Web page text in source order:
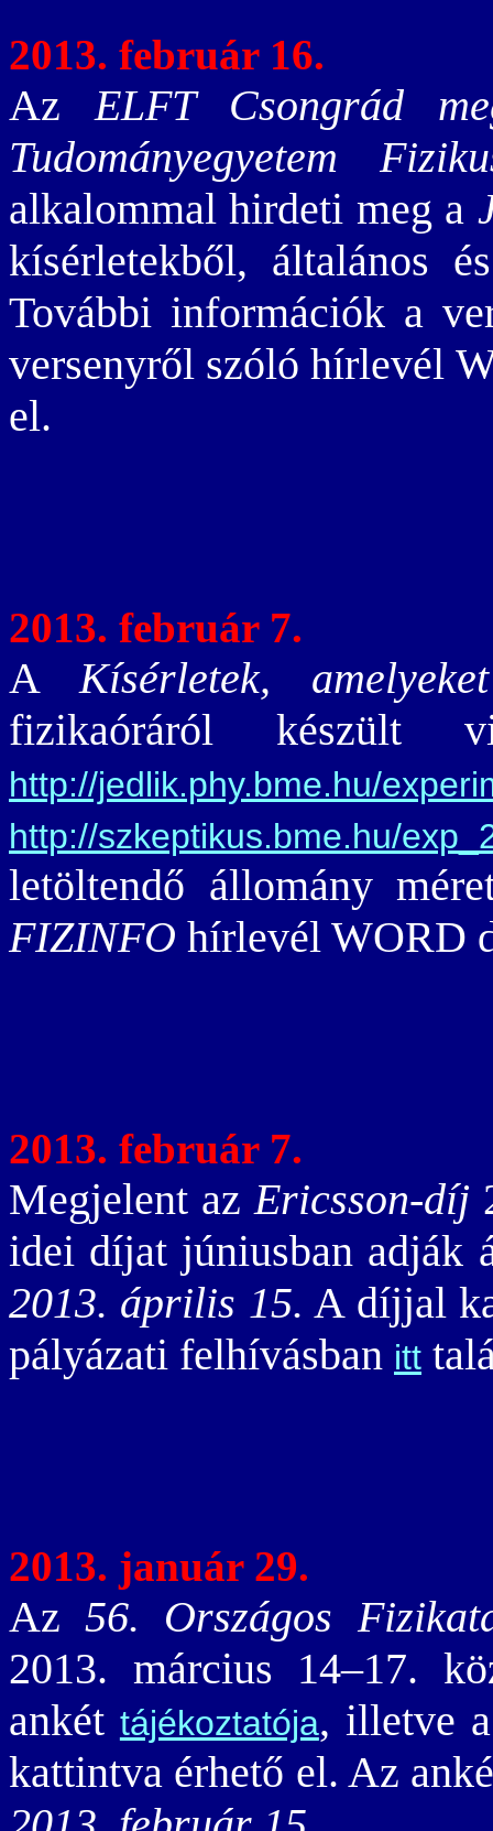
2013. február 16.
AzELFT Csongrád
Tudományegyetem
alkalommal hirdeti meg a
kísérletekből, általános
További információk a
versenyről szóló hírlevél
el.
2013. február 7.
AKísérletek,
fizikaóráról készült
http://jedlik.phy.bme.hu/
http://szkeptikus.bme.hu/
letöltendő állomány
FIZINFO hírlevél WORD
2013. február 7.
Megjelent azEricsson-díj
idei díjat júniusban adják
2013. április 15. A díjjal
pályázati felhívásban itt
2013. január 29.
Az56. Országos
2013. március 14–17.
ankét tájékoztatója, illetve
kattintva érhető el. Az